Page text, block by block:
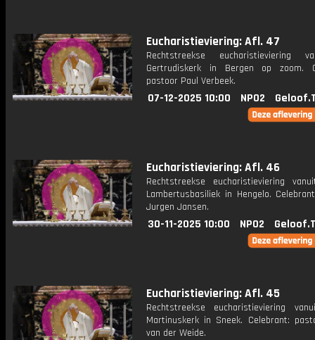
Eucharistieviering: Afl. 47
Rechtstreekse eucharistieviering
Gertrudiskerk in Bergen op zoom.
pastoor Paul Verbeek.
07-12-2025 10:00 NPO2
Eucharistieviering: Afl. 46
Rechtstreekse eucharistieviering
Lambertusbasiliek in Hengelo.
Jurgen Jansen.
30-11-2025 10:00 NPO2
Eucharistieviering: Afl. 45
Rechtstreekse eucharistieviering
Martinuskerk in Sneek. Celebrant:
van der Weide.